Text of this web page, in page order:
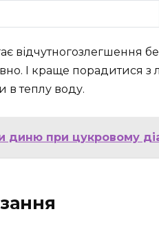
відчутногозлегшення
І краще порадитися
в теплу воду.
диню при цукровому